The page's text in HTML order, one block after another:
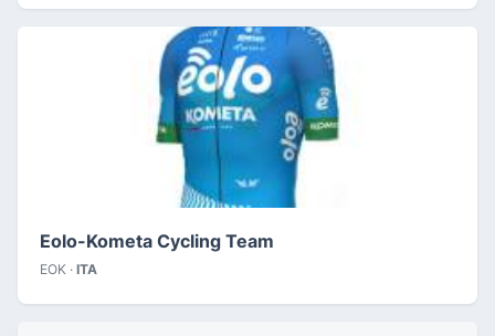
Eolo-Kometa Cycling Team
EOK · ITA